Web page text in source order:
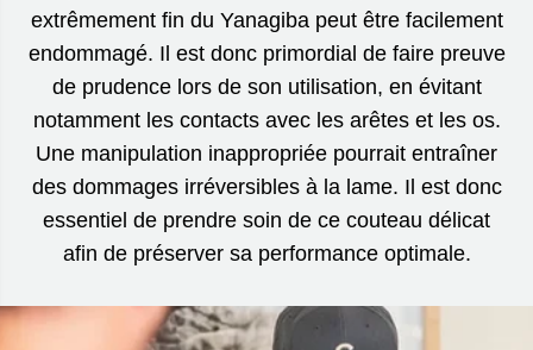
extrêmement fin du Yanagiba peut être facilement
endommagé. Il est donc primordial de faire preuve
de prudence lors de son utilisation, en évitant
notamment les contacts avec les arêtes et les os.
Une manipulation inappropriée pourrait entraîner
des dommages irréversibles à la lame. Il est donc
essentiel de prendre soin de ce couteau délicat
afin de préserver sa performance optimale.